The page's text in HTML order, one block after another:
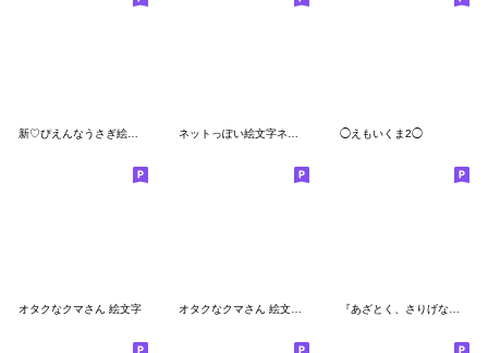
◯えもいくま2◯
オタクなクマさん 絵文字